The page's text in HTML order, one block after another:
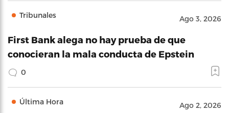
Tribunales Ago 3, 2026
First Bank alega no hay prueba de que
conocieran la mala conducta de Epstein
0
Última Hora Ago 2, 2026